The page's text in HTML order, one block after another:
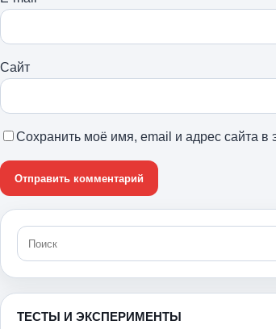
Сайт
Сохранить моё имя, email и адрес сайта
ТЕСТЫ И ЭКСПЕРИМЕНТЫ